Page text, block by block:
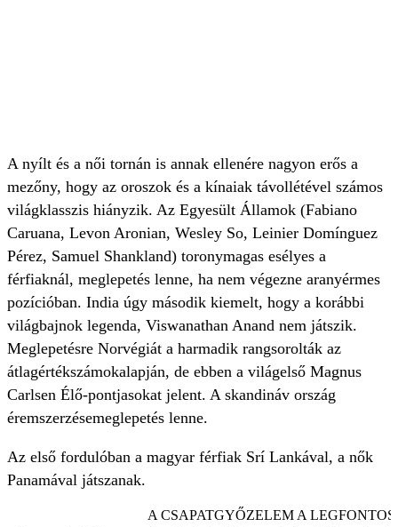
A nyílt és a női tornán is annak ellenére nagyon erős a
mezőny, hogy az oroszok és a kínaiak távollétével számos
világklasszis hiányzik. Az Egyesült Államok (Fabiano
Caruana, Levon Aronian, Wesley So, Leinier Domínguez
Pérez, Samuel Shankland) toronymagas esélyes a
férfiaknál, meglepetés lenne, ha nem végezne aranyérmes
pozícióban. India úgy második kiemelt, hogy a korábbi
világbajnok legenda, Viswanathan Anand nem játszik.
Meglepetésre Norvégiát a harmadik rangsorolták az
átlagértékszámokalapján, de ebben a világelső Magnus
Carlsen Élő-pontjasokat jelent. A skandináv ország
éremszerzésemeglepetés lenne.
Az első fordulóban a magyar férfiak Srí Lankával, a nők
Panamával játszanak.
A CSAPATGYŐZELEM A